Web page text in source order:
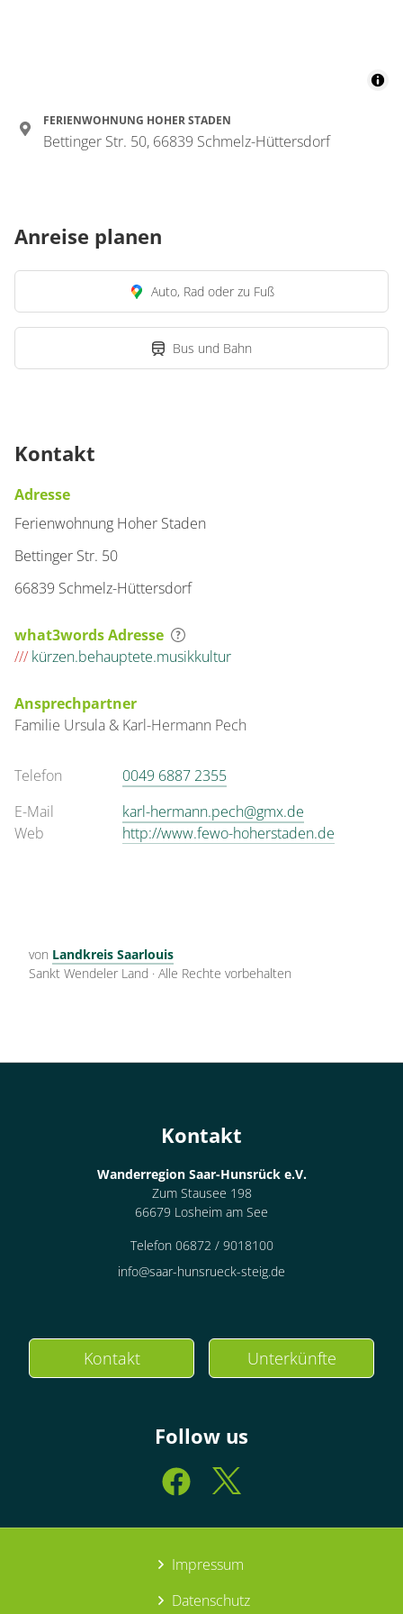
FERIENWOHNUNG HOHER STADEN
Bettinger Str. 50, 66839 Schmelz-Hüttersdorf
Anreise planen
Auto, Rad oder zu Fuß
Bus und Bahn
Kontakt
Adresse
Ferienwohnung Hoher Staden
Bettinger Str. 50
66839 Schmelz-Hüttersdorf
what3words Adresse
/// kürzen.behauptete.musikkultur
Ansprechpartner
Familie Ursula & Karl-Hermann Pech
Telefon
0049 6887 2355
E-Mail
karl-hermann.pech@gmx.de
Web
http://www.fewo-hoherstaden.de
von Landkreis Saarlouis
Sankt Wendeler Land · Alle Rechte vorbehalten
Kontakt
Wanderregion Saar-Hunsrück e.V.
Zum Stausee 198
66679 Losheim am See
Telefon 06872 / 9018100
info@saar-hunsrueck-steig.de
Kontakt Unterkünfte
Follow us
Impressum
Datenschutz